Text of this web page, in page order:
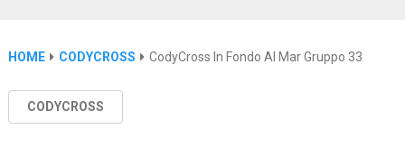
HOME CODYCROSS CodyCross In Fondo Al Mar Gruppo 33
CODYCROSS